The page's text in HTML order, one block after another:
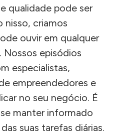
qualidade pode ser
nisso, criamos
ouvir em qualquer
Nossos episódios
especialistas,
empreendedores e
no seu negócio. É
manter informado
suas tarefas diárias.